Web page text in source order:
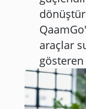
araçlar